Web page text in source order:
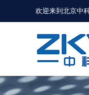
欢迎来到北京中